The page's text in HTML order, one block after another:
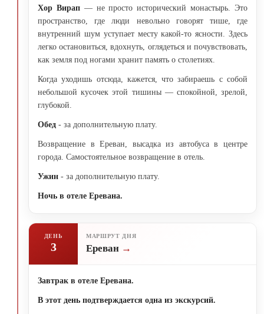
Хор Вирап— не просто исторический монастырь. Это
пространство, где люди невольно говорят тише, где
внутренний шум уступает месту какой-то ясности. Здесь
легко остановиться, вдохнуть, оглядеться и почувствовать,
как земля под ногами хранит память о столетиях.
Когда уходишь отсюда, кажется, что забираешь с собой
небольшой кусочек этой тишины — спокойной, зрелой,
глубокой.
Обед - за дополнительную плату.
Возвращение в Ереван, высадка из автобуса в центре
города. Самостоятельное возвращение в отель.
Ужин - за дополнительную плату.
Ночь в отеле Еревана.
ДЕНЬ
3
МАРШРУТ ДНЯ
Ереван
Завтрак в отеле Еревана.
В этот день подтверждается одна из экскурсий.